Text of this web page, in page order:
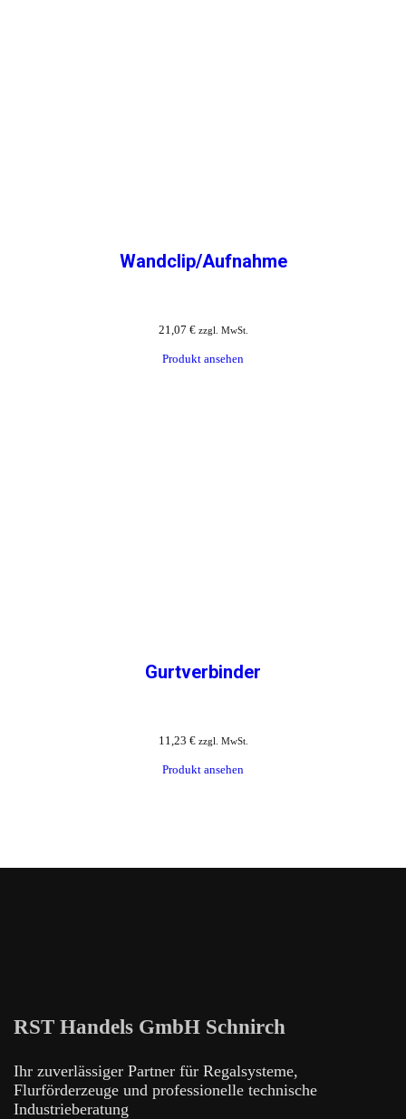
Wandclip/Aufnahme
21,07 € zzgl. MwSt.
Produkt ansehen
Gurtverbinder
11,23 € zzgl. MwSt.
Produkt ansehen
RST Handels GmbH Schnirch
Ihr zuverlässiger Partner für Regalsysteme,
Flurförderzeuge und professionelle technische
Industrieberatung